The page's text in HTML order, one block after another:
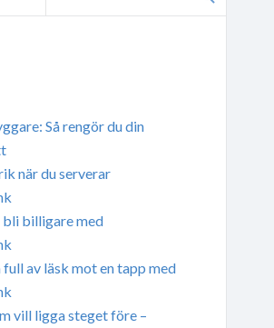
Så rengör du din
när du serverar
bli billigare med
av läsk mot en tapp med
vill ligga steget före –